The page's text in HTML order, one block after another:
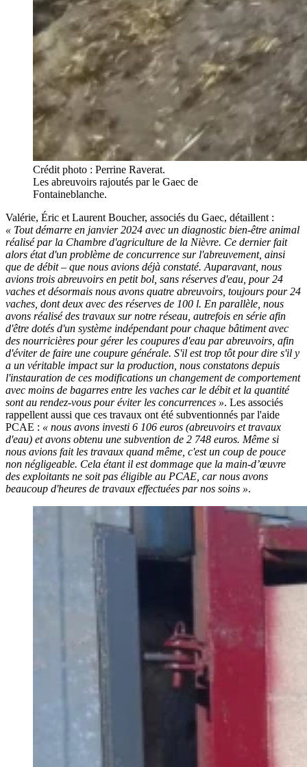
Crédit photo : Perrine Raverat.
Les abreuvoirs rajoutés par le Gaec de
Fontaineblanche.
Valérie, Éric et Laurent Boucher, associés du Gaec, détaillent :
« Tout démarre en janvier 2024 avec un diagnostic bien-être animal
réalisé par la Chambre d'agriculture de la Nièvre. Ce dernier fait
alors état d'un problème de concurrence sur l'abreuvement, ainsi
que de débit – que nous avions déjà constaté. Auparavant, nous
avions trois abreuvoirs en petit bol, sans réserves d'eau, pour 24
vaches et désormais nous avons quatre abreuvoirs, toujours pour 24
vaches, dont deux avec des réserves de 100 l. En parallèle, nous
avons réalisé des travaux sur notre réseau, autrefois en série afin
d'être dotés d'un système indépendant pour chaque bâtiment avec
des nourricières pour gérer les coupures d'eau par abreuvoirs, afin
d'éviter de faire une coupure générale. S'il est trop tôt pour dire s'il y
a un véritable impact sur la production, nous constatons depuis
l'instauration de ces modifications un changement de comportement
avec moins de bagarres entre les vaches car le débit et la quantité
sont au rendez-vous pour éviter les concurrences ». Les associés
rappellent aussi que ces travaux ont été subventionnés par l'aide
PCAE : « nous avons investi 6 106 euros (abreuvoirs et travaux
d'eau) et avons obtenu une subvention de 2 748 euros. Même si
nous avions fait les travaux quand même, c'est un coup de pouce
non négligeable. Cela étant il est dommage que la main-d’œuvre
des exploitants ne soit pas éligible au PCAE, car nous avons
beaucoup d'heures de travaux effectuées par nos soins ».